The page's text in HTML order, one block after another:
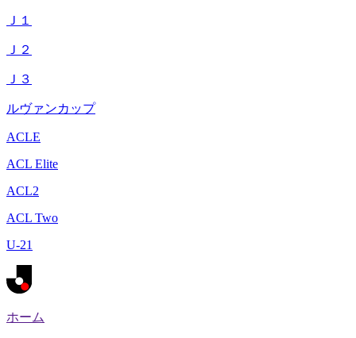
Ｊ１
Ｊ２
Ｊ３
ルヴァンカップ
ACLE
ACL Elite
ACL2
ACL Two
U-21
ホーム